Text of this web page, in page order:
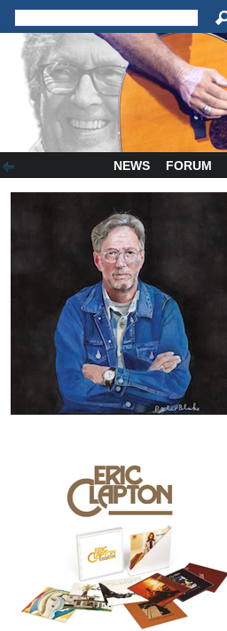
NEWS FORUM